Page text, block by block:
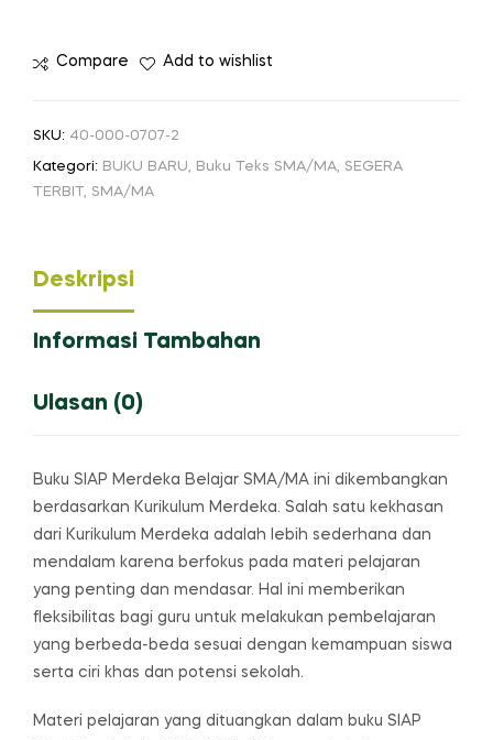
Compare Add to wishlist
SKU: 40-000-0707-2
Kategori: BUKU BARU, Buku Teks SMA/MA, SEGERA
TERBIT, SMA/MA
Deskripsi
Informasi Tambahan
Ulasan (0)
Buku SIAP Merdeka Belajar SMA/MA ini dikembangkan
berdasarkan Kurikulum Merdeka. Salah satu kekhasan
dari Kurikulum Merdeka adalah lebih sederhana dan
mendalam karena berfokus pada materi pelajaran
yang penting dan mendasar. Hal ini memberikan
fleksibilitas bagi guru untuk melakukan pembelajaran
yang berbeda-beda sesuai dengan kemampuan siswa
serta ciri khas dan potensi sekolah.
Materi pelajaran yang dituangkan dalam buku SIAP